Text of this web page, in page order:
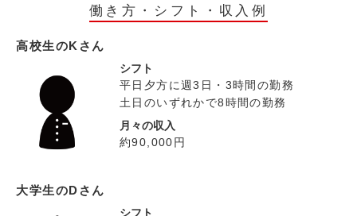
働き方・シフト・収入例
高校生のKさん
シフト
平日夕方に週3日・3時間の勤務
土日のいずれかで8時間の勤務
月々の収入
約90,000円
大学生のDさん
シフト